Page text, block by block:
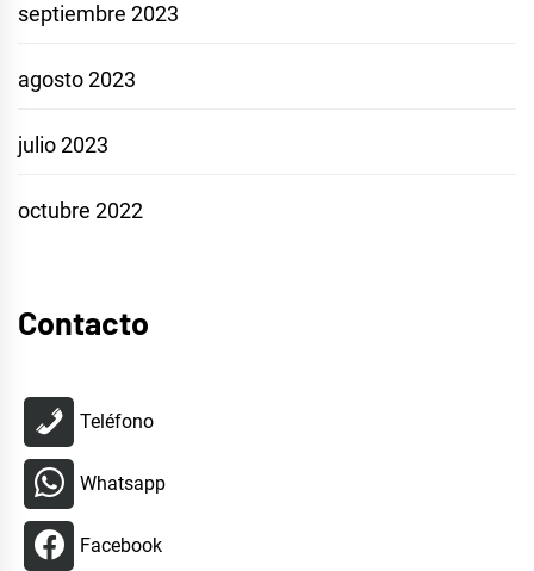
septiembre 2023
agosto 2023
julio 2023
octubre 2022
Contacto
Teléfono
Whatsapp
Facebook